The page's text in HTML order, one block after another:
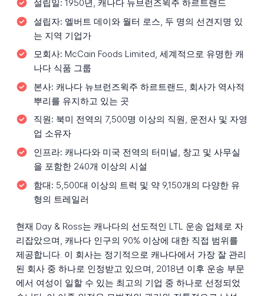
설립일: 1950년, 캐나다 뉴브런즈윅주 하르트랜드
설립자: 엘버트 데이와 월터 로스, 두 명의 선견지명 있
는 지역 기업가
모회사: McCain Foods Limited, 세계적으로 유명한 캐
나다 식품 그룹
본사: 캐나다 뉴브런즈윅주 하르트랜드, 회사가 역사적
뿌리를 유지하고 있는 곳
직원: 북미 전역의 7,500명 이상의 직원, 운전사 및 자영
업 소유자
인프라: 캐나다와 미국 전역의 터미널, 창고 및 사무실
을 포함한 240개 이상의 시설
함대: 5,500대 이상의 트럭 및 약 9,150개의 다양한 유
형의 트레일러
현재 Day & Ross는 캐나다의 선도적인 LTL 운송 업체로 자
리잡았으며, 캐나다 인구의 90% 이상에 대한 직접 범위를
제공합니다. 이 회사는 정기적으로 캐나다에서 가장 잘 관리
된 회사 중 하나로 인정받고 있으며, 2018년 이후 운송 부문
에서 여성이 일할 수 있는 최고의 기업 중 하나로 선정되었